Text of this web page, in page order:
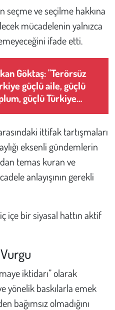
seçme ve seçilme hakkına
mücadelenin yalnızca
ifade etti.
Göktaş: "Terörsüz
güçlü aile, güçlü
güçlü Türkiye
ittifak tartışmaları
eksenli gündemlerin
temas kuran ve
anlayışının gerekli
içe bir siyasal hattın aktif
iktidarı” olarak
yönelik baskılarla emek
bağımsız olmadığını